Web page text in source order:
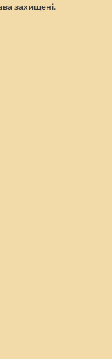
захищені.